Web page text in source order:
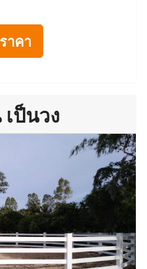
าคา
ป็นวง